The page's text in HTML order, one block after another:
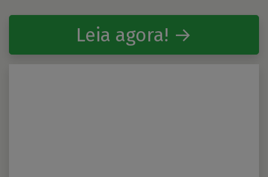
Leia agora! →